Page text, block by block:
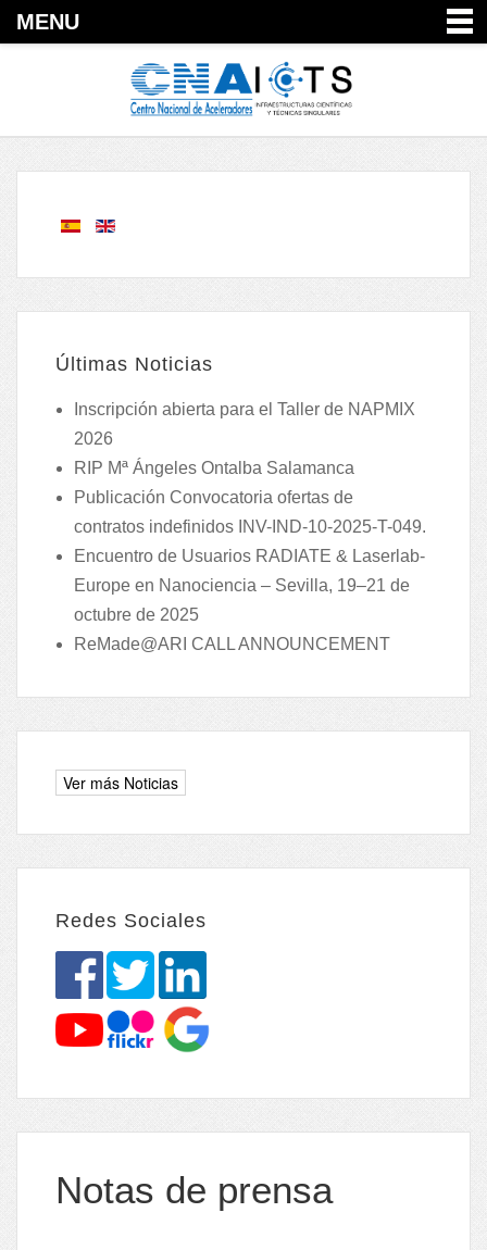
MENU
Últimas Noticias
Inscripción abierta para el Taller de NAPMIX
2026
RIP Mª Ángeles Ontalba Salamanca
Publicación Convocatoria ofertas de
contratos indefinidos INV-IND-10-2025-T-049.
Encuentro de Usuarios RADIATE & Laserlab-
Europe en Nanociencia – Sevilla, 19–21 de
octubre de 2025
ReMade@ARI CALL ANNOUNCEMENT
Redes Sociales
Notas de prensa